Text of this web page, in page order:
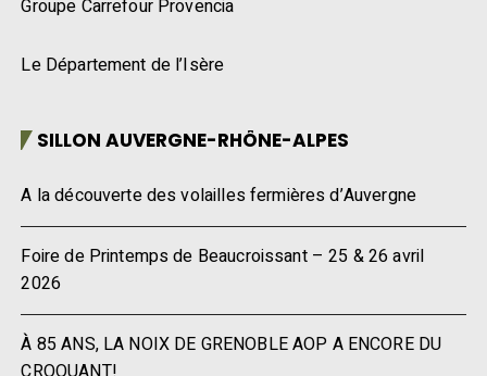
Groupe Carrefour Provencia
Le Département de l’Isère
SILLON AUVERGNE-RHÔNE-ALPES
A la découverte des volailles fermières d’Auvergne
Foire de Printemps de Beaucroissant – 25 & 26 avril
2026
À 85 ANS, LA NOIX DE GRENOBLE AOP A ENCORE DU